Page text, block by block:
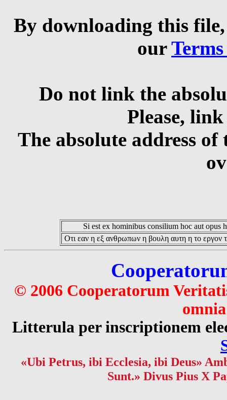
By downloading this
our
Do not link the
Please,
The absolute address
Si est ex hominibus consilium hoc aut opus
Οτι εαν η εξ ανθρωπων η βουλη αυτη η το εργον
© 2006 Cooperatorum
Litterula per inscriptionem
«Ubi Petrus, ibi Ecclesia, ibi Deus»
Sunt.» Divus Pius X